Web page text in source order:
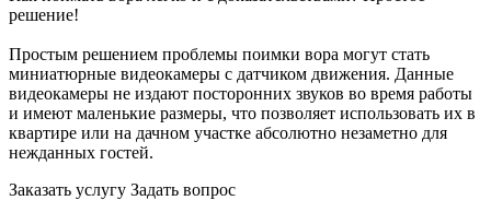
решение!
Простым решением проблемы поимки вора могут стать
миниатюрные видеокамеры с датчиком движения. Данные
видеокамеры не издают посторонних звуков во время работы
и имеют маленькие размеры, что позволяет использовать их в
квартире или на дачном участке абсолютно незаметно для
нежданных гостей.
Заказать услугу Задать вопрос